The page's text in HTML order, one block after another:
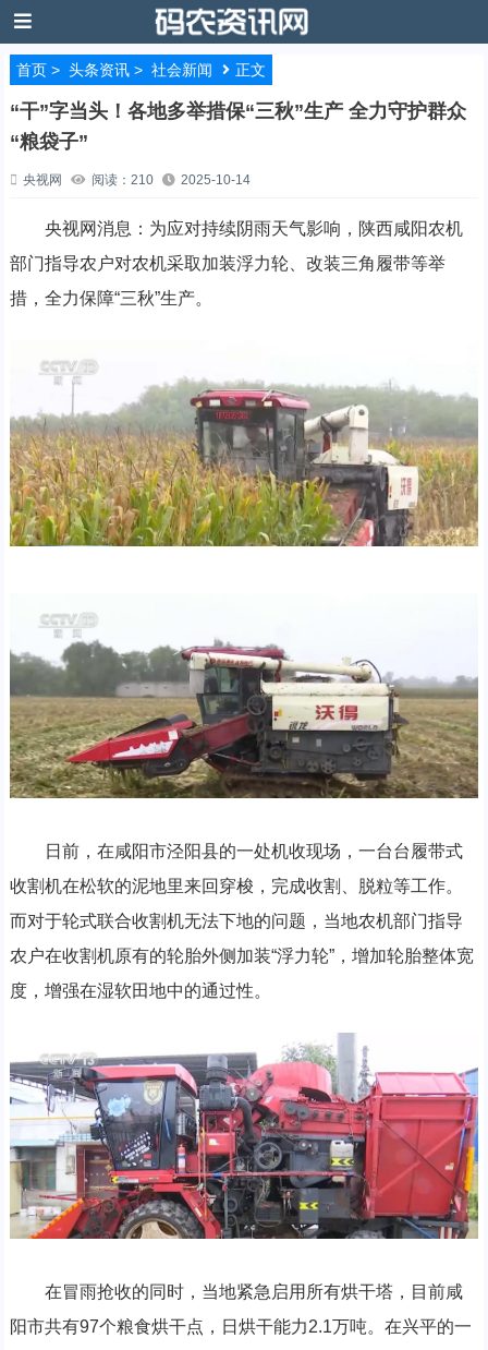
首页> 头条资讯> 社会新闻 正文
“干”字当头！各地多举措保“三秋”生产 全力守护群众
“粮袋子”
央视网 阅读：210 2025-10-14
央视网消息：为应对持续阴雨天气影响，陕西咸阳农机
部门指导农户对农机采取加装浮力轮、改装三角履带等举
措，全力保障“三秋”生产。
日前，在咸阳市泾阳县的一处机收现场，一台台履带式
收割机在松软的泥地里来回穿梭，完成收割、脱粒等工作。
而对于轮式联合收割机无法下地的问题，当地农机部门指导
农户在收割机原有的轮胎外侧加装“浮力轮”，增加轮胎整体宽
度，增强在湿软田地中的通过性。
在冒雨抢收的同时，当地紧急启用所有烘干塔，目前咸
阳市共有97个粮食烘干点，日烘干能力2.1万吨。在兴平的一